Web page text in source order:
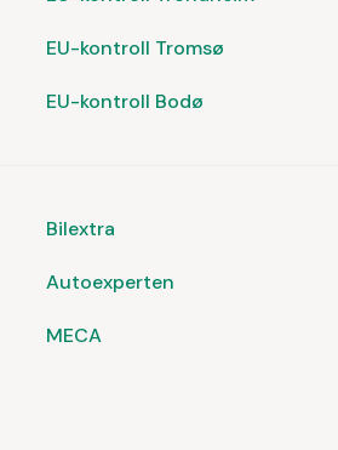
EU-kontroll Tromsø
EU-kontroll Bodø
Bilextra
Autoexperten
MECA